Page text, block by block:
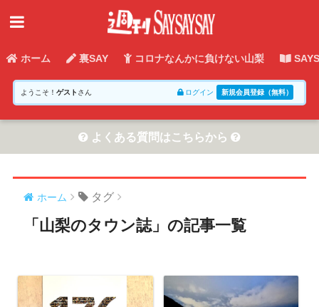
ホーム 裏SAY コロナなんかに負けない山梨
ようこそ！ ゲスト さん ログイン 新規会員登録（無料）
よくある質問はこちらから
ホーム タグ
「山梨のタウン誌」の記事一覧